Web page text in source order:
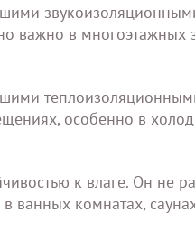
важно в многоэтажных
особенно в
к влаге. Он не
в ванных комнатах,